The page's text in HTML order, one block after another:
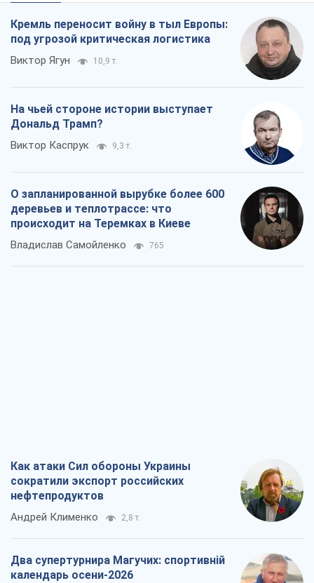
Кремль переносит войну в тыл Европы:
под угрозой критическая логистика
Виктор Ягун 10,9 т.
На чьей стороне истории выступает
Дональд Трамп?
Виктор Каспрук 9,3 т.
О запланированной вырубке более 600
деревьев и теплотрассе: что
происходит на Теремках в Киеве
Владислав Самойленко 765
Как атаки Сил обороны Украины
сократили экспорт российских
нефтепродуктов
Андрей Клименко 2,8 т.
Два супертурнира Магучих: спортивній
календарь осени-2026